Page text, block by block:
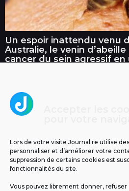
Lors de votre visite Journal.re utilise
personnaliser et d’améliorer votre
suppression de certains cookies est
fonctionnalités du site.
Vous pouvez librement donner,
Un espoir inattendu venu
Australie, le venin
cancer du sein agressif en